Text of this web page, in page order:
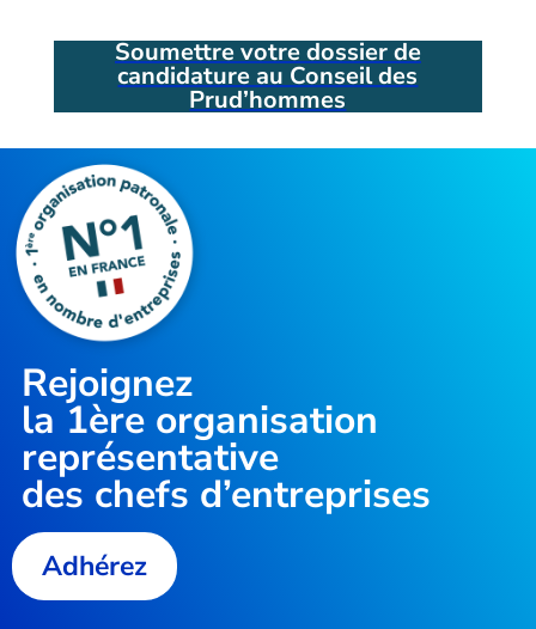
Soumettre votre dossier de
candidature au Conseil des
Prud’hommes
Rejoignez
la 1ère organisation
représentative
des chefs d’entreprises
Adhérez